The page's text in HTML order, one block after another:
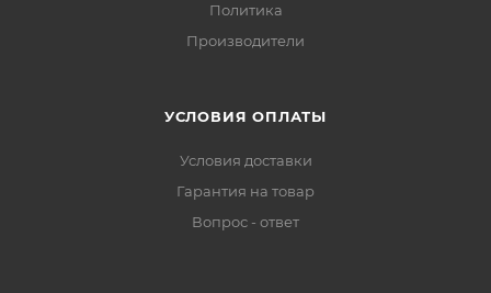
Политика
Производители
УСЛОВИЯ ОПЛАТЫ
Условия доставки
Гарантия на товар
Вопрос - ответ